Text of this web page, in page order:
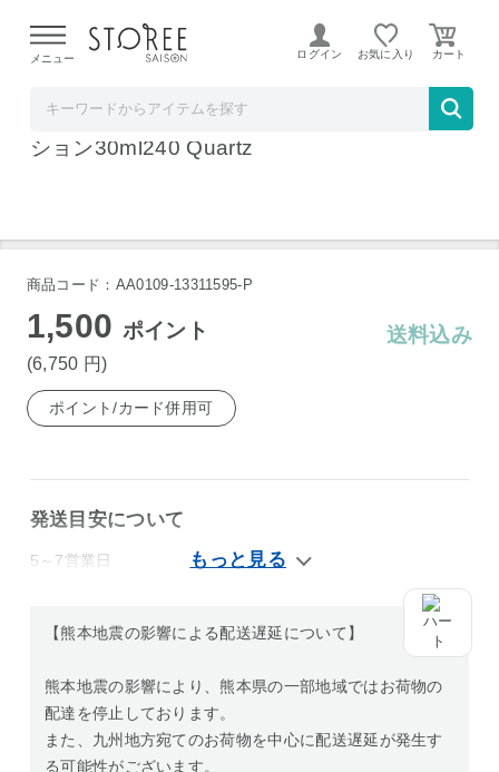
よる配送遅延が発生しております。
メニュー ログイン お気に入り
資生堂 エッセンス スキングロウ ファンデー
ション30ml240 Quartz
商品コード：AA0109-13311595-P
1,500 ポイント
(6,750 円)
送料込み
ポイント/カード併用可
発送目安について
5～7営業日
【熊本地震の影響による配送遅延について】
熊本地震の影響により、熊本県の一部地域ではお荷物の
配達を停止しております。
また、九州地方宛てのお荷物を中心に配送遅延が発生す
る可能性がございます。